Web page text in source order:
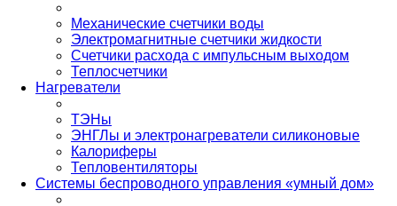
Механические счетчики воды
Электромагнитные счетчики жидкости
Счетчики расхода с импульсным выходом
Теплосчетчики
Нагреватели
ТЭНы
ЭНГЛы и электронагреватели силиконовые
Калориферы
Тепловентиляторы
Системы беспроводного управления «умный дом»